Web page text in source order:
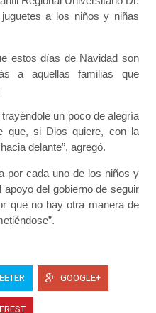
a los niños y niñas
estos días de Navidad son
a aquellas familias que
un poco de alegría
que, si Dios quiere, con la
delante”, agregó.
por cada uno de los niños y
del gobierno de seguir
que no hay otra manera de
GOOGLE+